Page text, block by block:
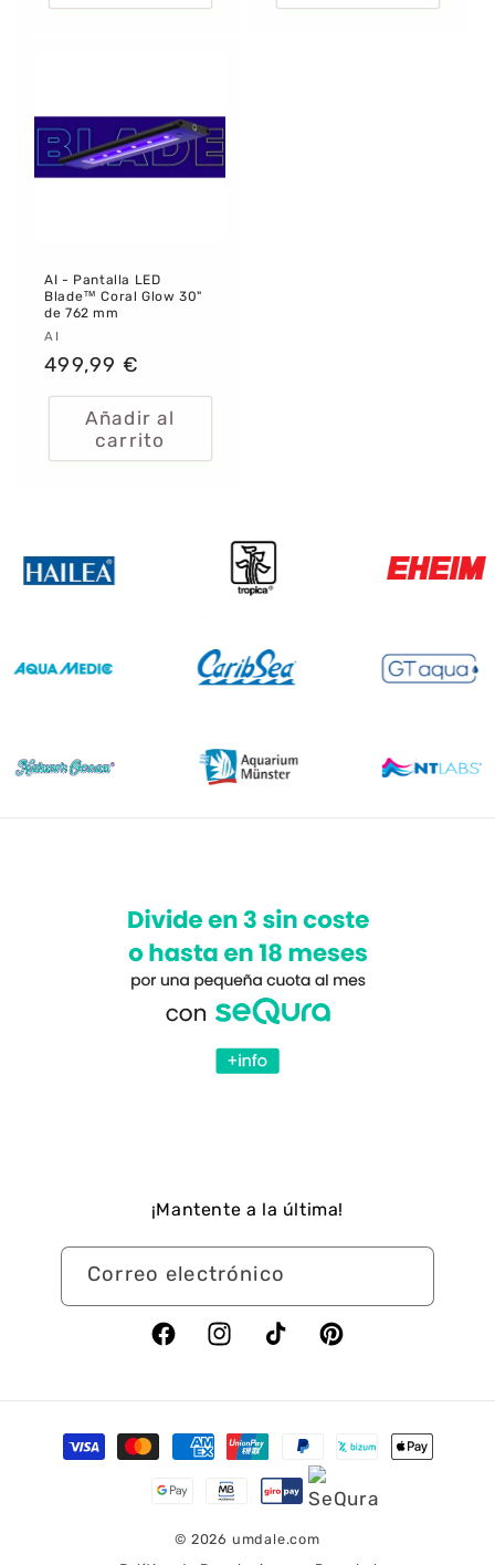
AI - Pantalla LED
Blade™ Coral Glow 30"
de 762 mm
Proveedor:
AI
Precio
habitual
499,99 €
Añadir al
carrito
¡Mantente a la última!
Correo electrónico
FacebookInstagramTikTok Pinterest
Formas
de
© 2026 umdale.com